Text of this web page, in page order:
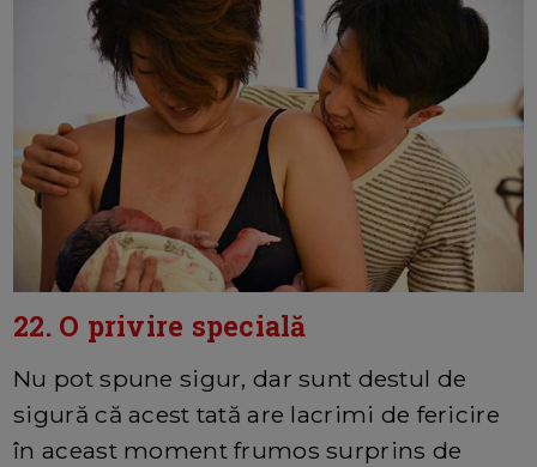
22. O privire specială
Nu pot spune sigur, dar sunt destul de
sigură că acest tată are lacrimi de fericire
în aceast moment frumos surprins de